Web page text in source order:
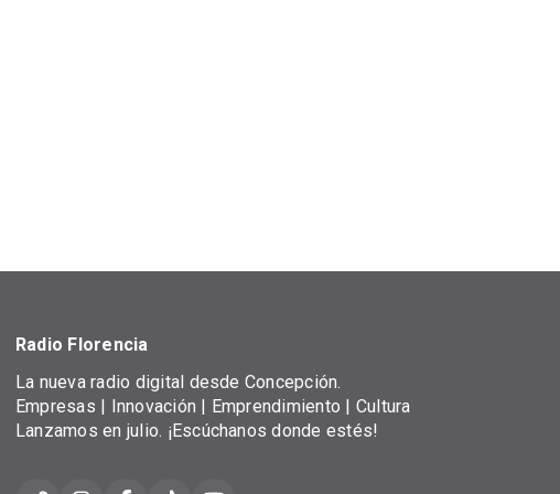
Radio Florencia
La nueva radio digital desde Concepción.
Empresas | Innovación | Emprendimiento | Cultura
Lanzamos en julio. ¡Escúchanos donde estés!